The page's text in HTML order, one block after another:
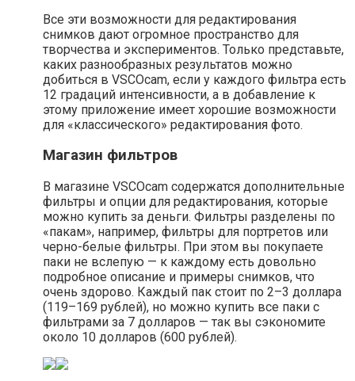
Все эти возможности для редактирования
снимков дают огромное пространство для
творчества и экспериментов. Только представьте,
каких разнообразных результатов можно
добиться в VSCOcam, если у каждого фильтра есть
12 градаций интенсивности, а в добавление к
этому приложение имеет хорошие возможности
для «классического» редактирования фото.
Магазин фильтров
В магазине VSCOcam содержатся дополнительные
фильтры и опции для редактирования, которые
можно купить за деньги. Фильтры разделены по
«пакам», например, фильтры для портретов или
черно-белые фильтры. При этом вы покупаете
паки не вслепую — к каждому есть довольно
подробное описание и примеры снимков, что
очень здорово. Каждый пак стоит по 2–3 доллара
(119–169 рублей), но можно купить все паки с
фильтрами за 7 долларов — так вы сэкономите
около 10 долларов (600 рублей).